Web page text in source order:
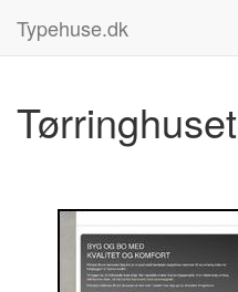
Typehuse.dk
Tørringhuset